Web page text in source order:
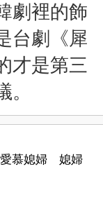
劇裡的飾
台劇《犀
才是第三
愛慕媳婦 媳婦